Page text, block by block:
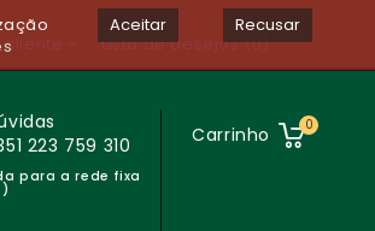
Lista de desejos (0)
Carrinho 0
223 759 310
para a rede fixa
Aceitar Recusar